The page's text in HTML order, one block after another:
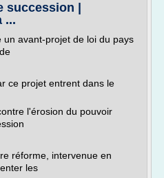
|
...
avant-projet de loi du pays
ce projet entrent dans le
l'érosion du pouvoir
réforme, intervenue en
les